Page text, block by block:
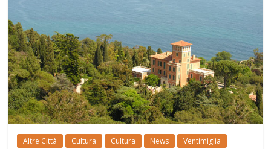
Altre Città Cultura Cultura News Ventimiglia